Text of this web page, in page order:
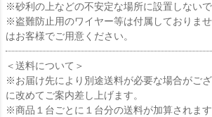
※砂利の上などの不安定な場所に設置しない
※盗難防止用のワイヤー等は付属しておりま
はお客様でご用意ください。
＜送料について＞
※お届け先により別途送料が必要な場合がご
に改めてご案内差し上げます。
※商品１台ごとに１台分の送料が加算されます